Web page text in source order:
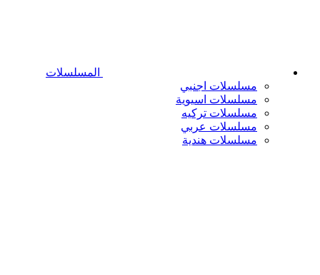
المسلسلات
مسلسلات اجنبي
مسلسلات اسيوية
مسلسلات تركيه
مسلسلات عربي
مسلسلات هندية